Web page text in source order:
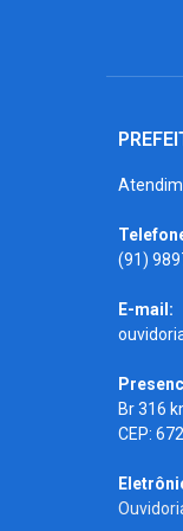
(91)
E-mail:
Br 316
CEP: